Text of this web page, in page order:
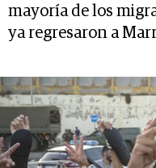
mayoría de los
ya regresaron a